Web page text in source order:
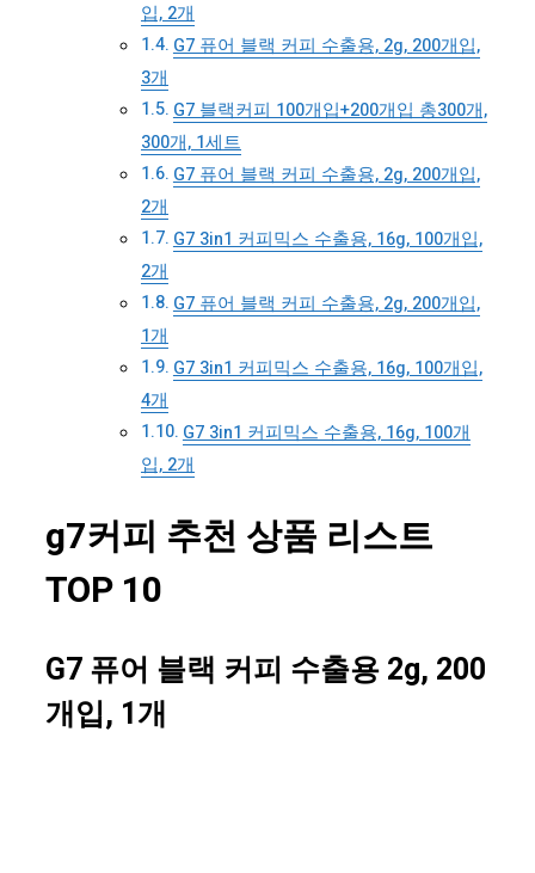
입, 2개
G7 퓨어 블랙 커피 수출용, 2g, 200개입,
3개
G7 블랙커피 100개입+200개입 총300개,
300개, 1세트
G7 퓨어 블랙 커피 수출용, 2g, 200개입,
2개
G7 3in1 커피믹스 수출용, 16g, 100개입,
2개
G7 퓨어 블랙 커피 수출용, 2g, 200개입,
1개
G7 3in1 커피믹스 수출용, 16g, 100개입,
4개
G7 3in1 커피믹스 수출용, 16g, 100개
입, 2개
g7커피 추천 상품 리스트
TOP 10
G7 퓨어 블랙 커피 수출용 2g, 200
개입, 1개